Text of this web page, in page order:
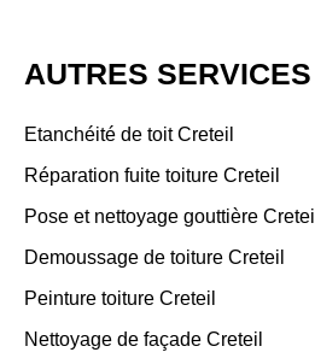
AUTRES SERVICES
Etanchéité de toit Creteil
Réparation fuite toiture Creteil
Pose et nettoyage gouttière Creteil
Demoussage de toiture Creteil
Peinture toiture Creteil
Nettoyage de façade Creteil